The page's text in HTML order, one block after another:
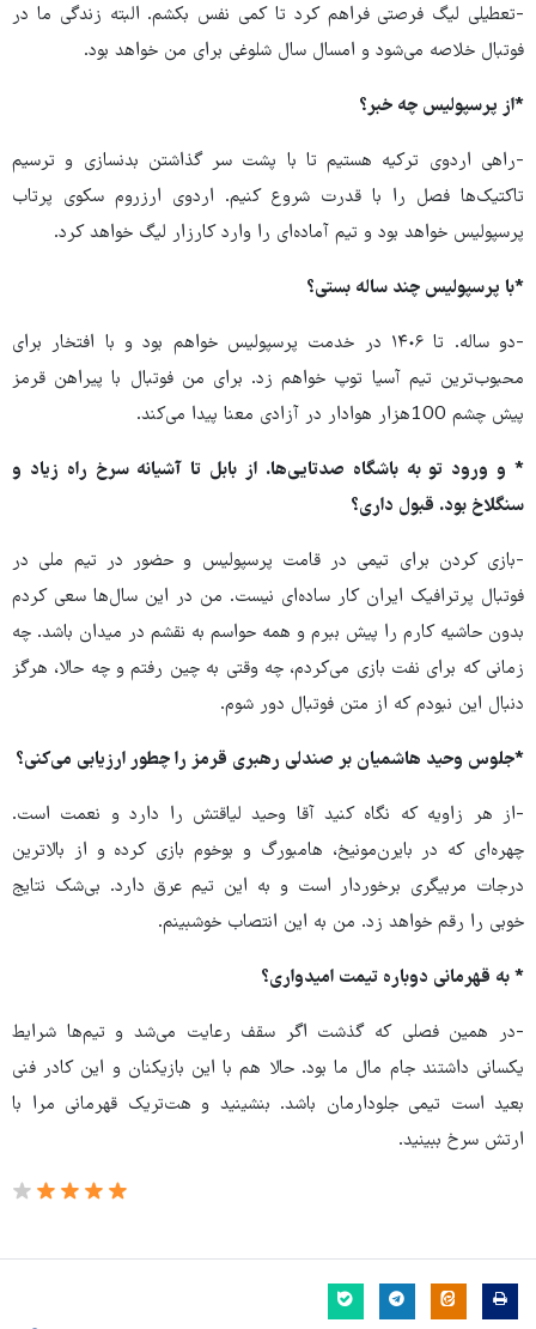
-تعطیلی لیگ فرصتی فراهم کرد تا کمی نفس بکشم. البته زندگی ما در
فوتبال خلاصه می‌شود و امسال سال شلوغی برای من خواهد بود.
*از پرسپولیس چه خبر؟
-راهی اردوی ترکیه هستیم تا با پشت سر گذاشتن بدنسازی و ترسیم
تاکتیک‌ها فصل را با قدرت شروع کنیم. اردوی ارزروم سکوی پرتاب
پرسپولیس خواهد بود و تیم آماده‌ای را وارد کارزار لیگ خواهد کرد.
*با پرسپولیس چند ساله بستی؟
-دو ساله. تا ۱۴٠۶ در خدمت پرسپولیس خواهم بود و با افتخار برای
محبوب‌ترین تیم آسیا توپ خواهم زد. برای من فوتبال با پیراهن قرمز
پیش چشم 100هزار هوادار در آزادی معنا پیدا می‌کند.
* و ورود تو به باشگاه صدتایی‌ها. از بابل تا آشیانه سرخ راه زیاد و
سنگلاخ بود. قبول داری؟
-بازی کردن برای تیمی در قامت پرسپولیس و حضور در تیم ملی در
فوتبال پرترافیک ایران کار ساده‌ای نیست. من در این سال‌ها سعی کردم
بدون حاشیه کارم را پیش ببرم و همه حواسم به نقشم در میدان باشد. چه
زمانی که برای نفت بازی می‌کردم، چه وقتی به چین رفتم و چه حالا، هرگز
دنبال این نبودم که از متن فوتبال دور شوم.
*جلوس وحید هاشمیان بر صندلی رهبری قرمز را چطور ارزیابی می‌کنی؟
-از هر زاویه که نگاه کنید آقا وحید لیاقتش را دارد و نعمت است.
چهره‌ای که در بایرن‌مونیخ، هامبورگ و بوخوم بازی کرده و از بالاترین
درجات مربیگری برخوردار است و به این تیم عرق دارد. بی‌شک نتایج
خوبی را رقم خواهد زد. من به این انتصاب خوشبینم.
* به قهرمانی دوباره تیمت امیدواری؟
-در همین فصلی که گذشت اگر سقف رعایت می‌شد و تیم‌ها شرایط
یکسانی داشتند جام مال ما بود. حالا هم با این بازیکنان و این کادر فنی
بعید است تیمی جلودارمان باشد. بنشینید و هت‌تریک قهرمانی مرا با
ارتش سرخ ببینید.